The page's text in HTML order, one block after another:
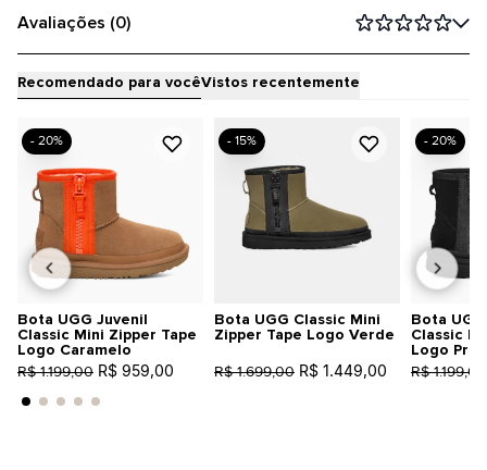
Avaliações (0)
Recomendado para vocêVistos recentemente
Bota UGG Juvenil
Classic Mini Zipper Tape
Logo Caramelo
R$ 1.199,00 R$ 959,00
- 20%
Bota UGG Classic Mini
Zipper Tape Logo Verde
R$ 1.699,00 R$ 1.449,00
- 15%
Bota
Classic
Logo
R$ 1.199,00
- 20%